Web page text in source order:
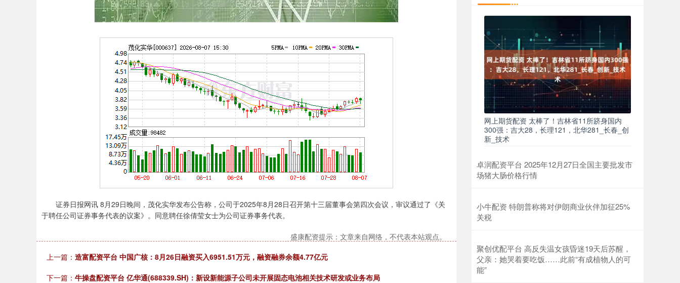
证券日报网讯 8月29日晚间，茂化实华发布公告称，公司于2025年8月28日召开第十三届董事会第四次会议，审议通过了《关
于聘任公司证券事务代表的议案》。同意聘任徐倩莹女士为公司证券事务代表。
盛康配资提示：文章来自网络，不代表本站观点。
上一篇： 造富配资平台 中国广核：8月26日融资买入6951.51万元，融资融券余额4.77亿元
下一篇： 牛操盘配资平台 亿华通(688339.SH)：新设新能源子公司未开展固态电池相关技术研发或业务布局
网上期货配资 太棒了！吉林省11所跻身国内
300强：吉大28，长理121，北华281_长春_创
新_技术
卓润配资平台 2025年12月27日全国主要批发市
场猪大肠价格行情
小牛配资 特朗普称将对伊朗商业伙伴加征25%
关税
聚创优配平台 高反失温女孩昏迷19天后苏醒，
父亲：她哭着要吃饭……此前“有成植物人的可
能”